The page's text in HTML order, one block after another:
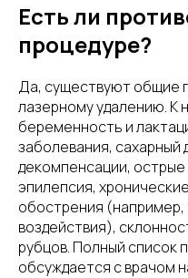
Есть ли
процедуре?
Да, существуют общие
лазерному удалению. К
беременность и
заболевания, сахарный
декомпенсации,
эпилепсия,
обострения (например,
воздействия),
рубцов. Полный список
обсуждается с врачом